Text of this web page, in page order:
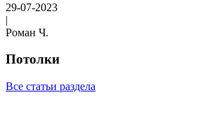
29-07-2023
|
Роман Ч.
Потолки
Все статьи раздела